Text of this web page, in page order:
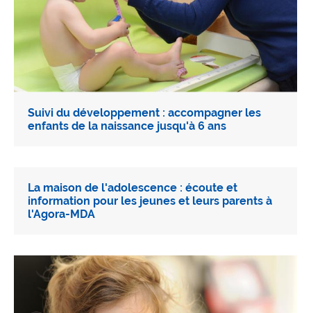
Suivi du développement : accompagner les
enfants de la naissance jusqu'à 6 ans
La maison de l'adolescence : écoute et
information pour les jeunes et leurs parents à
l'Agora-MDA